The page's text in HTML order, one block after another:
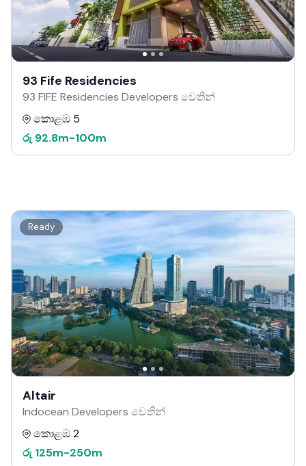
93 Fife Residencies
93 FIFE Residencies Developers වෙතින්
කොළඹ 5
රු 92.8m-100m
Ready
Altair
Indocean Developers වෙතින්
කොළඹ 2
රු 125m-250m